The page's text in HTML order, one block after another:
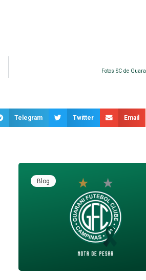
Fotos SC de
Telegram Twitter Email
Blog